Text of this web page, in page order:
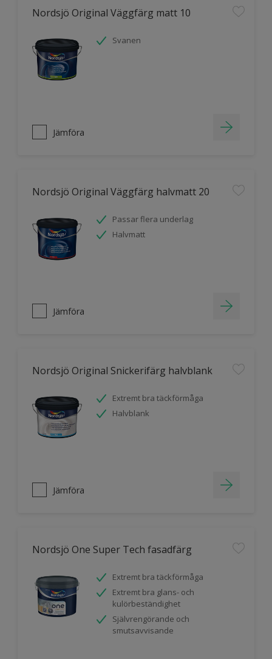
Nordsjö Original Väggfärg matt 10
Svanen
Jämföra
Nordsjö Original Väggfärg halvmatt 20
Passar flera underlag
Halvmatt
Jämföra
Nordsjö Original Snickerifärg halvblank
Extremt bra täckförmåga
Halvblank
Jämföra
Nordsjö One Super Tech fasadfärg
Extremt bra täckförmåga
Extremt bra glans- och
kulörbeständighet
Självrengörande och
smutsavvisande